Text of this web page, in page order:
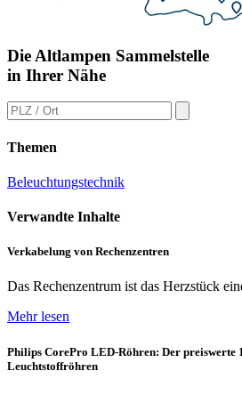
Die Altlampen Sammelstelle
in Ihrer Nähe
Themen
Beleuchtungstechnik
Verwandte Inhalte
Verkabelung von Rechenzentren
Das Rechenzentrum ist das Herzstück
Mehr lesen
Philips CorePro LED-Röhren: Der preiswerte
Leuchtstoffröhren